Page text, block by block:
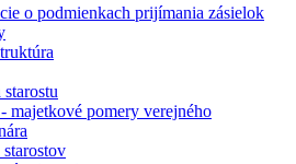
o podmienkach prijímania zásielok
majetkové pomery verejného